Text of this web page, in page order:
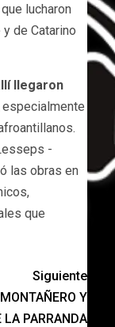
lucharon
de Catarino
llegaron
especialmente
-
las obras en
que
Siguiente
Y
LA PARRANDA